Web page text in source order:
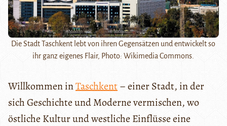
Die Stadt Taschkent lebt von ihren Gegensätzen und entwickelt so
ihr ganz eigenes Flair, Photo: Wikimedia Commons.
Willkommen inTaschkent– einer Stadt, in der
sich Geschichte und Moderne vermischen, wo
östliche Kultur und westliche Einflüsse eine